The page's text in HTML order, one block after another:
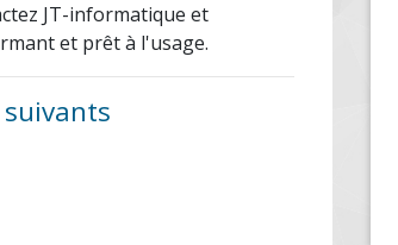
JT-informatique et
et prêt à l'usage.
suivants